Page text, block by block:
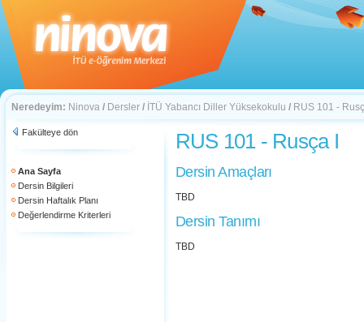
Neredeyim: Ninova / Dersler / İTÜ Yabancı Diller Yüksekokulu / RUS 101 -
Fakülteye dön
Ana Sayfa
Dersin Bilgileri
Dersin Haftalık Planı
Değerlendirme Kriterleri
RUS 101 - Rusça I
Dersin Amaçları
TBD
Dersin Tanımı
TBD